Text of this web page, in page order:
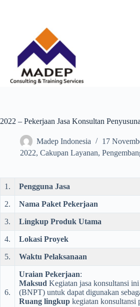
2022 – Pekerjaan Jasa Konsultan
Madep Indonesia
17
2022, Cakupan Layanan,
1. Pengguna Jasa
2. Nama Paket Pekerjaan
3. Lingkup Produk Utama
4. Lokasi Proyek
5. Waktu Pelaksanaan
6.
Uraian Pekerjaan:
Maksud Kegiatan jasa konsultansi
(BNPT) untuk dapat digunakan
Ruang lingkup kegiatan konsultansi